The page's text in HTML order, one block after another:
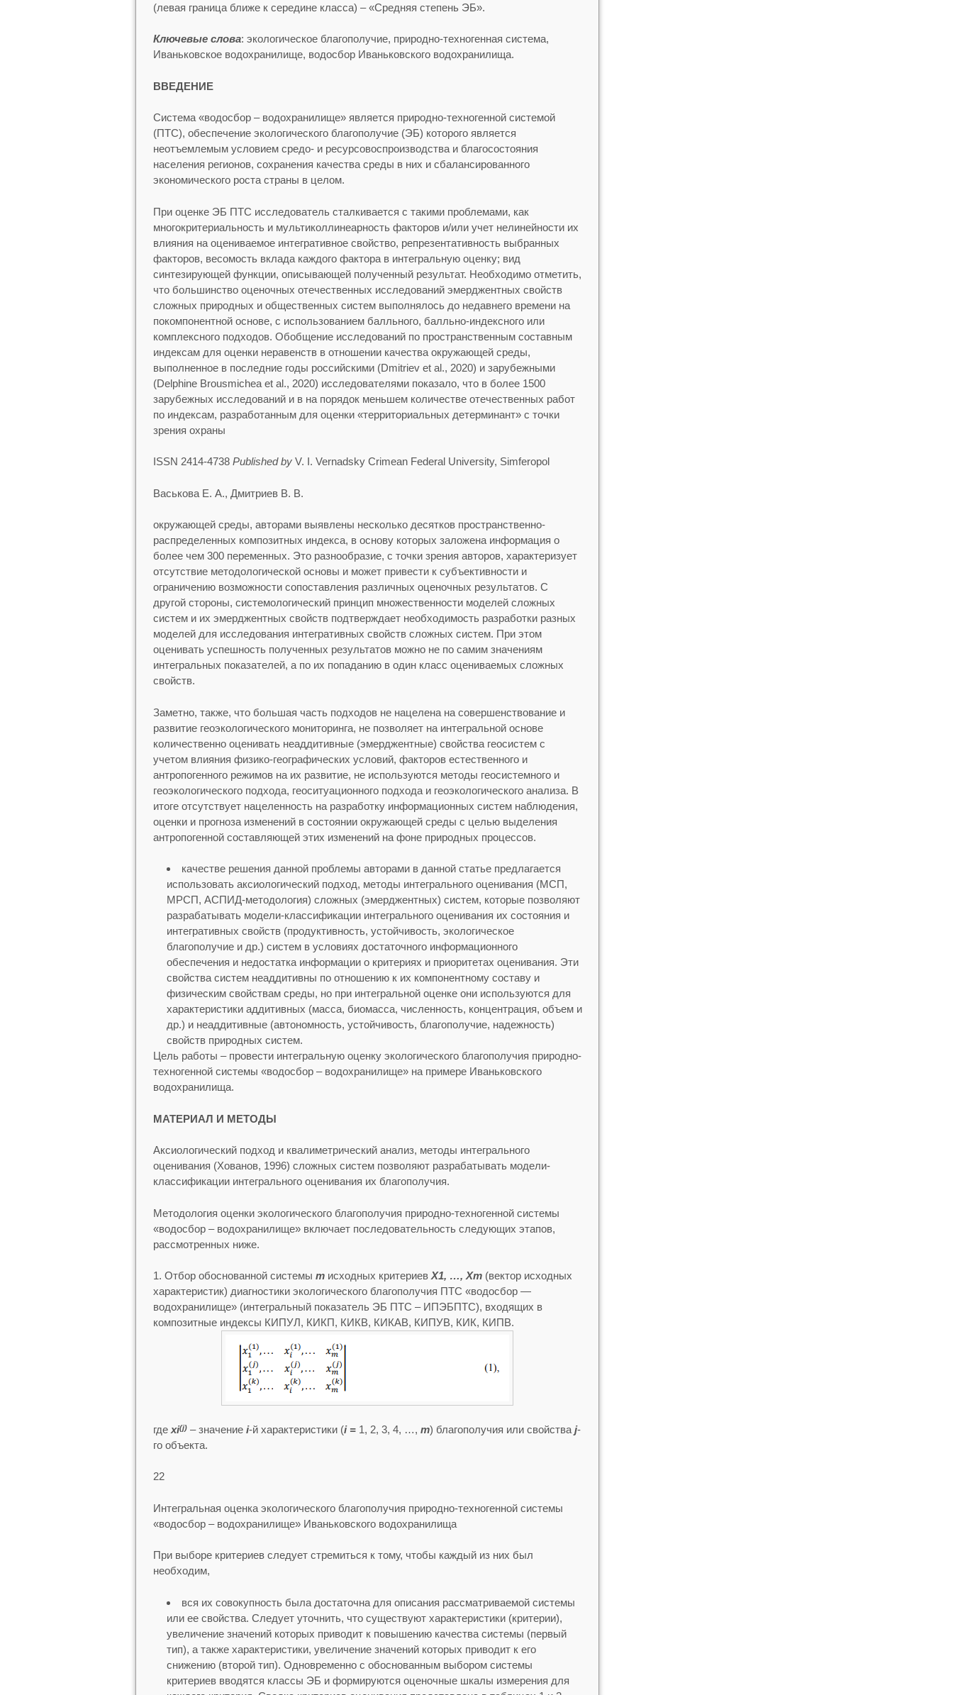
(левая граница ближе к середине класса) – «Средняя степень ЭБ».
Ключевые слова: экологическое благополучие, природно-техногенная система,
Иваньковское водохранилище, водосбор Иваньковского водохранилища.
ВВЕДЕНИЕ
Система «водосбор – водохранилище» является природно-техногенной системой
(ПТС), обеспечение экологического благополучие (ЭБ) которого является
неотъемлемым условием средо- и ресурсовоспроизводства и благосостояния
населения регионов, сохранения качества среды в них и сбалансированного
экономического роста страны в целом.
При оценке ЭБ ПТС исследователь сталкивается с такими проблемами, как
многокритериальность и мультиколлинеарность факторов и/или учет нелинейности их
влияния на оцениваемое интегративное свойство, репрезентативность выбранных
факторов, весомость вклада каждого фактора в интегральную оценку; вид
синтезирующей функции, описывающей полученный результат. Необходимо отметить,
что большинство оценочных отечественных исследований эмерджентных свойств
сложных природных и общественных систем выполнялось до недавнего времени на
покомпонентной основе, с использованием балльного, балльно-индексного или
комплексного подходов. Обобщение исследований по пространственным составным
индексам для оценки неравенств в отношении качества окружающей среды,
выполненное в последние годы российскими (Dmitriev et al., 2020) и зарубежными
(Delphine Brousmichea et al., 2020) исследователями показало, что в более 1500
зарубежных исследований и в на порядок меньшем количестве отечественных работ
по индексам, разработанным для оценки «территориальных детерминант» с точки
зрения охраны
ISSN 2414-4738 Published byV. I. Vernadsky Crimean Federal University, Simferopol
Васькова Е. А., Дмитриев В. В.
окружающей среды, авторами выявлены несколько десятков пространственно-
распределенных композитных индекса, в основу которых заложена информация о
более чем 300 переменных. Это разнообразие, с точки зрения авторов, характеризует
отсутствие методологической основы и может привести к субъективности и
ограничению возможности сопоставления различных оценочных результатов. С
другой стороны, системологический принцип множественности моделей сложных
систем и их эмерджентных свойств подтверждает необходимость разработки разных
моделей для исследования интегративных свойств сложных систем. При этом
оценивать успешность полученных результатов можно не по самим значениям
интегральных показателей, а по их попаданию в один класс оцениваемых сложных
свойств.
Заметно, также, что большая часть подходов не нацелена на совершенствование и
развитие геоэкологического мониторинга, не позволяет на интегральной основе
количественно оценивать неаддитивные (эмерджентные) свойства геосистем с
учетом влияния физико-географических условий, факторов естественного и
антропогенного режимов на их развитие, не используются методы геосистемного и
геоэкологического подхода, геоситуационного подхода и геоэкологического анализа. В
итоге отсутствует нацеленность на разработку информационных систем наблюдения,
оценки и прогноза изменений в состоянии окружающей среды с целью выделения
антропогенной составляющей этих изменений на фоне природных процессов.
качестве решения данной проблемы авторами в данной статье предлагается
использовать аксиологический подход, методы интегрального оценивания (МСП,
МРСП, АСПИД-методология) сложных (эмерджентных) систем, которые позволяют
разрабатывать модели-классификации интегрального оценивания их состояния и
интегративных свойств (продуктивность, устойчивость, экологическое
благополучие и др.) систем в условиях достаточного информационного
обеспечения и недостатка информации о критериях и приоритетах оценивания. Эти
свойства систем неаддитивны по отношению к их компонентному составу и
физическим свойствам среды, но при интегральной оценке они используются для
характеристики аддитивных (масса, биомасса, численность, концентрация, объем и
др.) и неаддитивные (автономность, устойчивость, благополучие, надежность)
свойств природных систем.
Цель работы – провести интегральную оценку экологического благополучия природно-
техногенной системы «водосбор – водохранилище» на примере Иваньковского
водохранилища.
МАТЕРИАЛ И МЕТОДЫ
Аксиологический подход и квалиметрический анализ, методы интегрального
оценивания (Хованов, 1996) сложных систем позволяют разрабатывать модели-
классификации интегрального оценивания их благополучия.
Методология оценки экологического благополучия природно-техногенной системы
«водосбор – водохранилище» включает последовательность следующих этапов,
рассмотренных ниже.
Отбор обоснованной системы mисходных критериев X1, …, Xm(вектор исходных
характеристик) диагностики экологического благополучия ПТС «водосбор —
водохранилище» (интегральный показатель ЭБ ПТС – ИПЭБПТС), входящих в
композитные индексы КИПУЛ, КИКП, КИКВ, КИКАВ, КИПУВ, КИК, КИПВ.
где xi(j)– значение i-й характеристики (i =1, 2, 3, 4, …, m) благополучия или свойства j-
го объекта.
22
Интегральная оценка экологического благополучия природно-техногенной системы
«водосбор – водохранилище» Иваньковского водохранилища
При выборе критериев следует стремиться к тому, чтобы каждый из них был
необходим,
вся их совокупность была достаточна для описания рассматриваемой системы
или ее свойства. Следует уточнить, что существуют характеристики (критерии),
увеличение значений которых приводит к повышению качества системы (первый
тип), а также характеристики, увеличение значений которых приводит к его
снижению (второй тип). Одновременно с обоснованным выбором системы
критериев вводятся классы ЭБ и формируются оценочные шкалы измерения для